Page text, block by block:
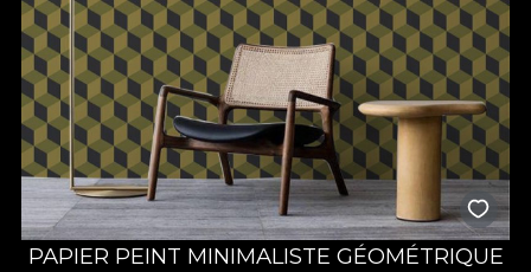
PAPIER PEINT MINIMALISTE GÉOMÉTRIQUE